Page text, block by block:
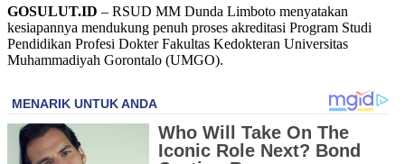
GOSULUT.ID – RSUD MM Dunda Limboto menyatakan
kesiapannya mendukung penuh proses akreditasi Program Studi
Pendidikan Profesi Dokter Fakultas Kedokteran Universitas
Muhammadiyah Gorontalo (UMGO).